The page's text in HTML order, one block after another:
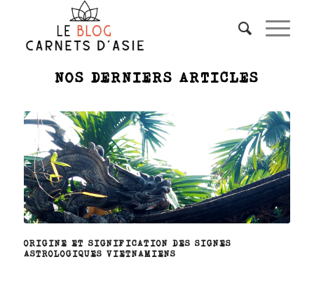
NOS DERNIERS ARTICLES
ORIGINE ET SIGNIFICATION DES SIGNES
ASTROLOGIQUES VIETNAMIENS